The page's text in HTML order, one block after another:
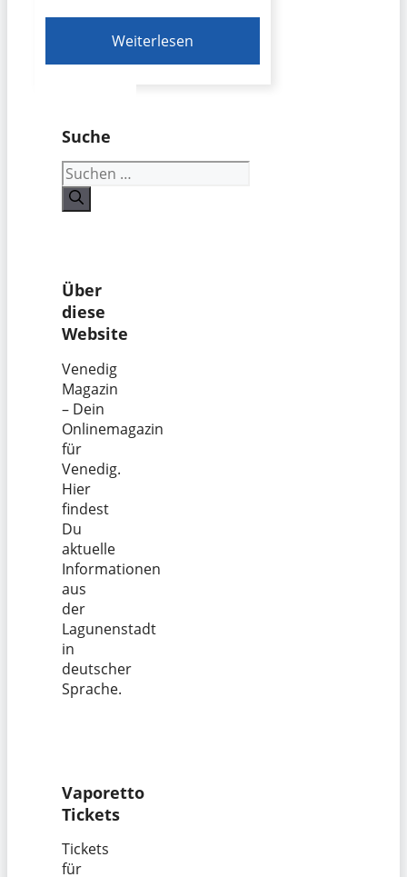
Weiterlesen
Suche
Suchen
nach:
Über
diese
Website
Venedig
Magazin
– Dein
Onlinemagazin
für
Venedig.
Hier
findest
Du
aktuelle
Informationen
aus
der
Lagunenstadt
in
deutscher
Sprache.
Vaporetto
Tickets
Tickets
für